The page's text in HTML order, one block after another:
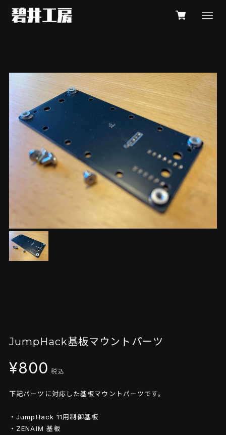
JumpHack基板マウントパーツ
¥800 税込
下記パーツに対応した基板マウントパーツです。
・JumpHack 11用制御基板
・ZENAIM 基板